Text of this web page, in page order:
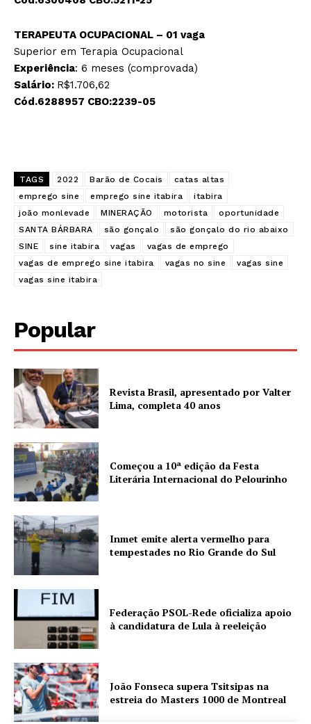
TERAPEUTA OCUPACIONAL – 01 vaga
Superior em Terapia Ocupacional
Experiência: 6 meses (comprovada)
Salário: R$1.706,62
Cód.6288957 CBO:2239-05
TAGS 2022 Barão de Cocais
catas altas
emprego sine
emprego sine itabira
itabira
joão monlevade
MINERAÇÃO motorista
oportunidade
SANTA BÁRBARA
são gonçalo
são gonçalo do rio abaixo
SINE
sine itabira vagas
vagas de emprego
vagas de emprego sine itabira
vagas no sine
vagas sine
vagas sine itabira
Popular
Revista Brasil, apresentado por Valter
Lima, completa 40 anos
Começou a 10ª edição da Festa
Literária Internacional do Pelourinho
Inmet emite alerta vermelho para
tempestades no Rio Grande do Sul
Federação PSOL-Rede oficializa apoio
à candidatura de Lula à reeleição
João Fonseca supera Tsitsipas na
estreia do Masters 1000 de Montreal